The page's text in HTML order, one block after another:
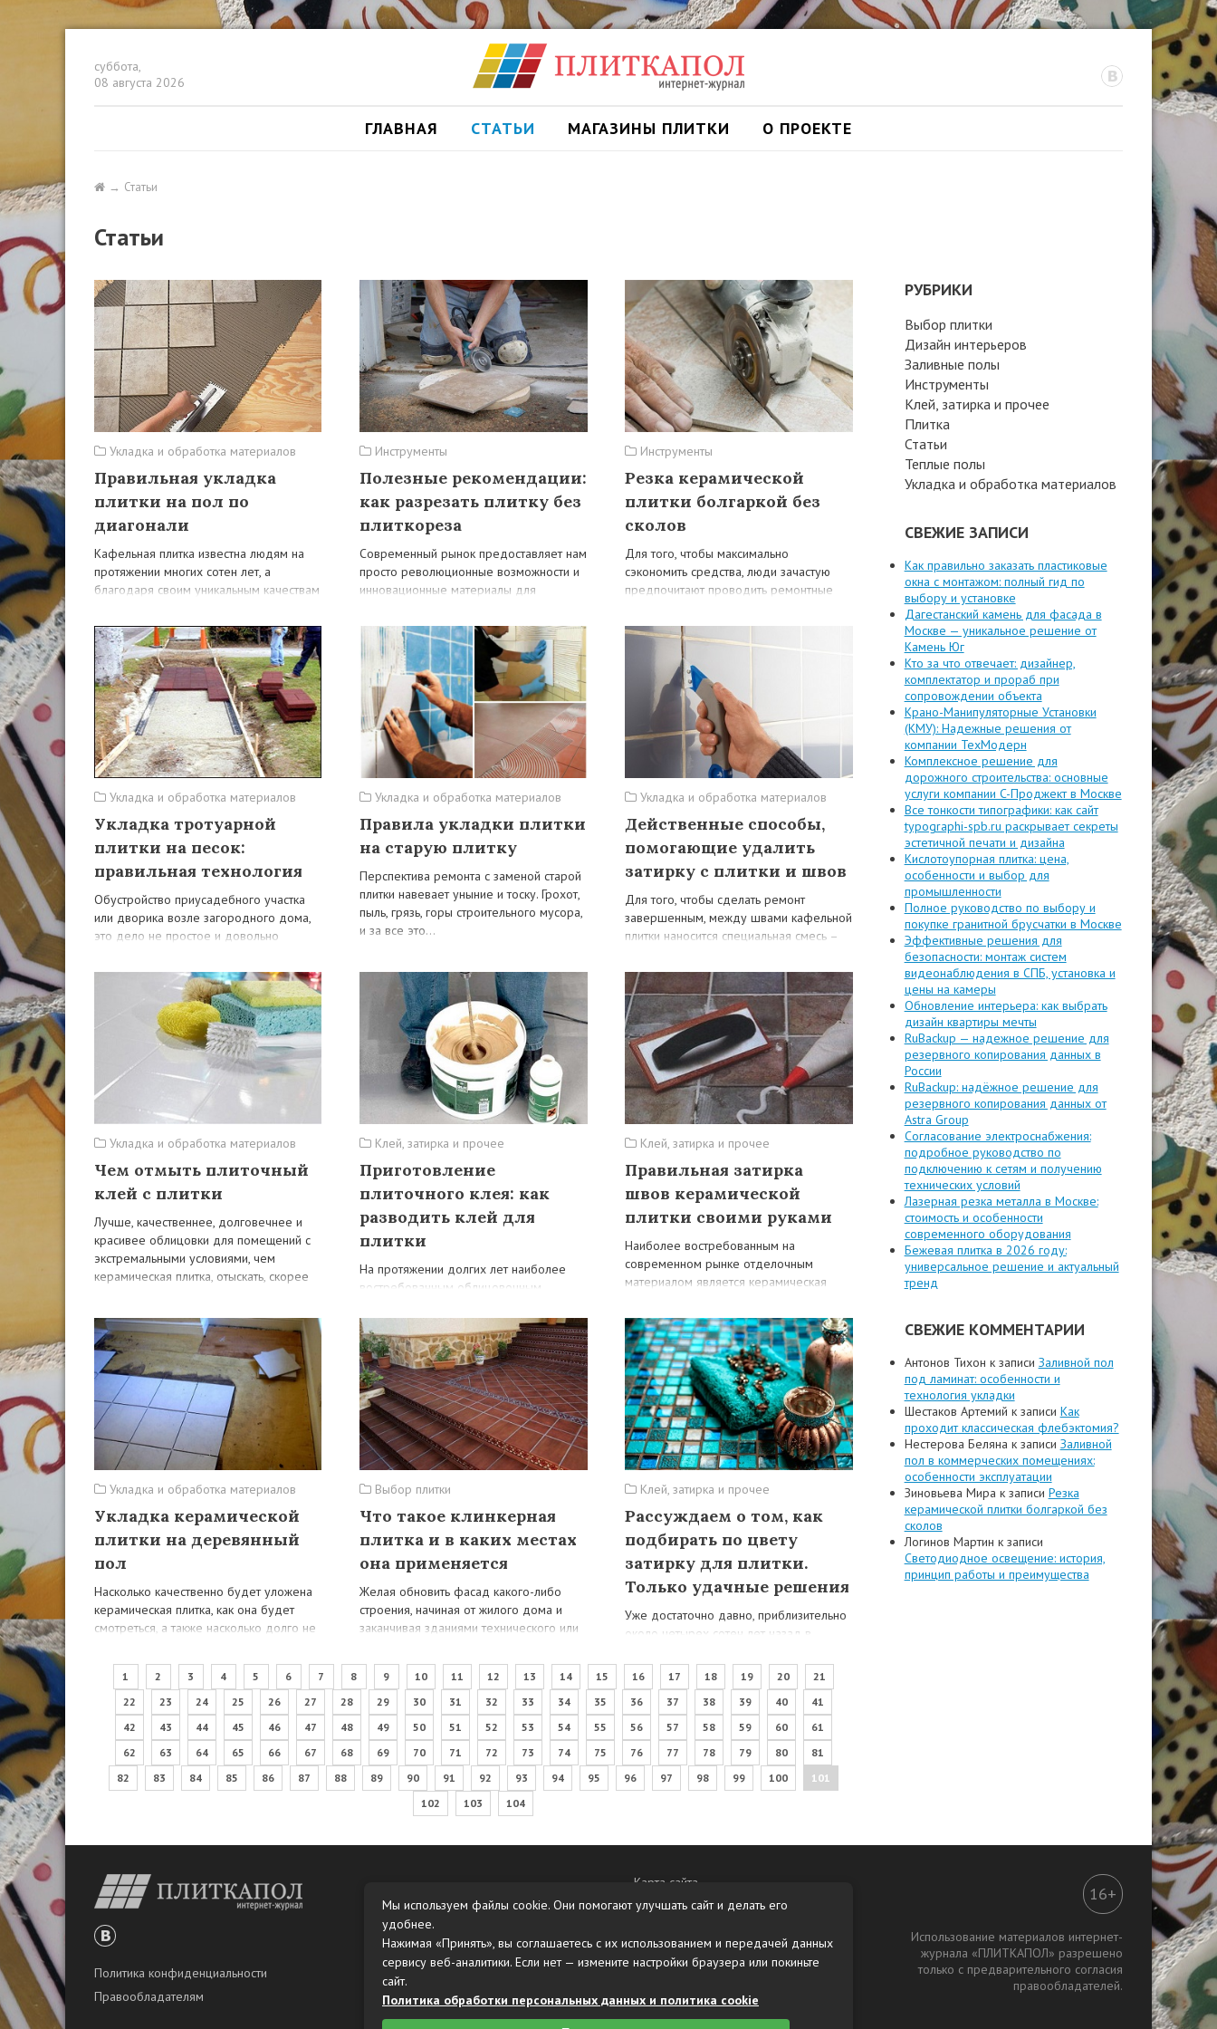
суббота,
08 августа 2026
ГЛАВНАЯ СТАТЬИ МАГАЗИНЫ ПЛИТКИ О ПРОЕКТЕ
Статьи
Статьи
Укладка и обработка материалов
Правильная укладка
плитки на пол по
диагонали
Кафельная плитка известна людям на
протяжении многих сотен лет, а
благодаря своим уникальным качествам
желательной…
Инструменты
Полезные рекомендации:
как разрезать плитку без
плиткореза
Современный рынок предоставляет нам
просто революционные возможности и
инновационные материалы для
было сложно даже и…
Инструменты
Резка керамической
плитки болгаркой без
сколов
Для того, чтобы максимально
сэкономить средства, люди зачастую
предпочитают проводить ремонтные
руками. Так не только…
Укладка и обработка материалов
Укладка тротуарной
плитки на песок:
правильная технология
Обустройство приусадебного участка
или дворика возле загородного дома,
это дело не простое и довольно
задаются вопросом,…
Укладка и обработка материалов
Правила укладки плитки
на старую плитку
Перспектива ремонта с заменой старой
плитки навевает уныние и тоску. Грохот,
пыль, грязь, горы строительного мусора,
и за все это…
Укладка и обработка материалов
Действенные способы,
помогающие удалить
затирку с плитки и швов
Для того, чтобы сделать ремонт
завершенным, между швами кафельной
плитки наносится специальная смесь –
делает…
Укладка и обработка материалов
Чем отмыть плиточный
клей с плитки
Лучше, качественнее, долговечнее и
красивее облицовки для помещений с
экстремальными условиями, чем
керамическая плитка, отыскать, скорее
Клей, затирка и прочее
Приготовление
плиточного клея: как
разводить клей для
плитки
На протяжении долгих лет наиболее
востребованным облицовочным
помещений, на манер кухни или ванной,
остается керамическая плитка,…
Клей, затирка и прочее
Правильная затирка
швов керамической
плитки своими руками
Наиболее востребованным на
современном рынке отделочным
материалом является керамическая
можно обнаружить на полках
соответствующих магазинов. Она…
Укладка и обработка материалов
Укладка керамической
плитки на деревянный
пол
Насколько качественно будет уложена
керамическая плитка, как она будет
смотреться, а также насколько долго не
Выбор плитки
Что такое клинкерная
плитка и в каких местах
она применяется
Желая обновить фасад какого-либо
строения, начиная от жилого дома и
заканчивая зданиями технического или
люди сталкиваются с…
Клей, затирка и прочее
Рассуждаем о том, как
подбирать по цвету
затирку для плитки.
Только удачные решения
Уже достаточно давно, приблизительно
около четырех сотен лет назад в
красивый, а главное, чрезвычайно
практичный материал,…
1 2 3 4 5 6 7 8 9 10 11 12 13 14 15 16 17 18 19 20
21
22
23 24 25 26 27 28 29 30 31 32 33 34 35 36 37 38 39 40
41
42
43 44 45 46 47 48 49 50 51 52 53 54 55 56 57 58 59 60
61
62
63 64 65 66 67 68 69 70 71 72 73 74 75 76 77 78 79 80
81
82
83 84 85 86 87 88 89 90 91 92 93 94 95 96 97 98 99 100
101
102
103 104
РУБРИКИ
Выбор плитки
Дизайн интерьеров
Заливные полы
Инструменты
Клей, затирка и прочее
Плитка
Статьи
Теплые полы
Укладка и обработка материалов
СВЕЖИЕ ЗАПИСИ
Как правильно заказать пластиковые
окна с монтажом: полный гид по
выбору и установке
Дагестанский камень для фасада в
Москве — уникальное решение от
Камень Юг
Кто за что отвечает: дизайнер,
комплектатор и прораб при
сопровождении объекта
Крано-Манипуляторные Установки
(КМУ): Надежные решения от
компании ТехМодерн
Комплексное решение для
дорожного строительства: основные
услуги компании C-Проджект в Москве
Все тонкости типографики: как сайт
typographi-spb.ru раскрывает секреты
эстетичной печати и дизайна
Кислотоупорная плитка: цена,
особенности и выбор для
промышленности
Полное руководство по выбору и
покупке гранитной брусчатки в Москве
Эффективные решения для
безопасности: монтаж систем
видеонаблюдения в СПБ, установка и
цены на камеры
Обновление интерьера: как выбрать
дизайн квартиры мечты
RuBackup — надежное решение для
резервного копирования данных в
России
RuBackup: надёжное решение для
резервного копирования данных от
Astra Group
Согласование электроснабжения:
подробное руководство по
подключению к сетям и получению
технических условий
Лазерная резка металла в Москве:
стоимость и особенности
современного оборудования
Бежевая плитка в 2026 году:
универсальное решение и актуальный
тренд
СВЕЖИЕ КОММЕНТАРИИ
Антонов Тихон к записи Заливной пол
под ламинат: особенности и
технология укладки
Шестаков Артемий к записи Как
проходит классическая флебэктомия?
Нестерова Беляна к записи Заливной
пол в коммерческих помещениях:
особенности эксплуатации
Зиновьева Мира к записи Резка
керамической плитки болгаркой без
сколов
Логинов Мартин к записи
Светодиодное освещение: история,
принцип работы и преимущества
Политика конфиденциальности
Правообладателям
Карта сайта
16+
Использование материалов интернет-
журнала «ПЛИТКАПОЛ» разрешено
только с предварительного согласия
правообладателей.
Мы используем файлы cookie. Они помогают улучшать сайт и делать его
удобнее.
Нажимая «Принять», вы соглашаетесь с их использованием и передачей данных
сервису веб-аналитики. Если нет — измените настройки браузера или покиньте
сайт.
Политика обработки персональных данных и политика cookie